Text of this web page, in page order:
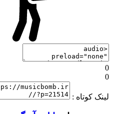
0
0
لینک کوتاه :